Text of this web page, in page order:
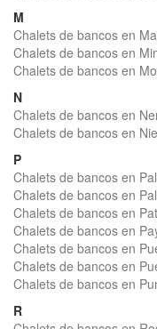
M
Chalets de bancos en
Chalets de bancos en
Chalets de bancos en
N
Chalets de bancos en
Chalets de bancos en
P
Chalets de bancos en
Chalets de bancos en
Chalets de bancos en
Chalets de bancos en
Chalets de bancos en
Chalets de bancos en
Chalets de bancos en
R